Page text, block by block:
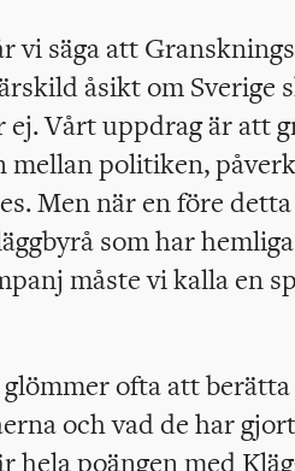
vi säga att
åsikt om Sverige
Vårt uppdrag är att
mellan politiken,
Men när en före
som har
måste vi kalla en
ofta att
och vad de har
hela poängen med